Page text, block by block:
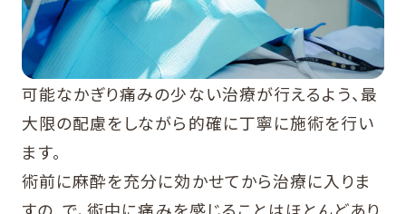
可能なかぎり痛みの少ない治療が行えるよう、最
大限の配慮をしながら的確に丁寧に施術を行い
ます。
術前に麻酔を充分に効かせてから治療に入りま